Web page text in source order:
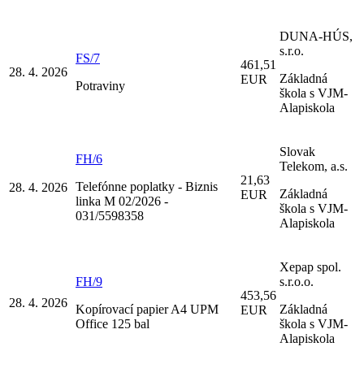
28. 4. 2026
FS/7
Potraviny
461,51
EUR
DUNA-HÚS,
s.r.o.
Základná
škola s VJM-
Alapiskola
28. 4. 2026
FH/6
Telefónne poplatky - Biznis
linka M 02/2026 -
031/5598358
21,63
EUR
Slovak
Telekom, a.s.
Základná
škola s VJM-
Alapiskola
28. 4. 2026
FH/9
Kopírovací papier A4 UPM
Office 125 bal
453,56
EUR
Xepap spol.
s.r.o.o.
Základná
škola s VJM-
Alapiskola